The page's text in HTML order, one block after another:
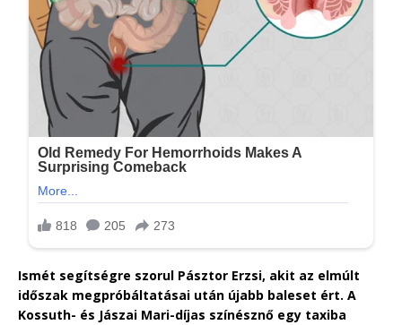
Ismét segítségre szorul Pásztor Erzsi, akit az elmúlt
időszak megpróbáltatásai után újabb baleset ért. A
Kossuth- és Jászai Mari-díjas színésznő egy taxiba